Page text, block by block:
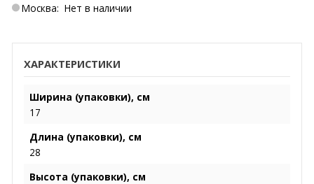
Москва: Нет в наличии
ХАРАКТЕРИСТИКИ
Ширина (упаковки), см
17
Длина (упаковки), см
28
Высота (упаковки), см